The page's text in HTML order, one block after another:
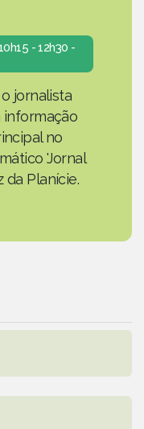
- 12h30 -
jornalista
informação
no
'Jornal
da Planície.